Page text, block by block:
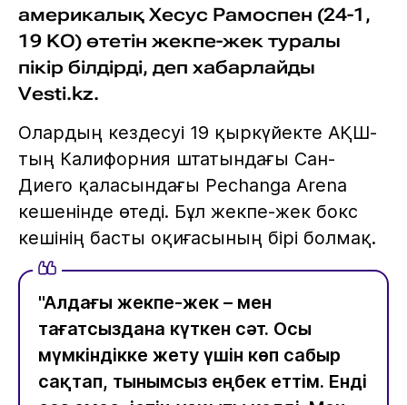
америкалық Хесус Рамоспен (24-1,
19 KO) өтетін жекпе-жек туралы
пікір білдірді, деп хабарлайды
Vesti.kz.
Олардың кездесуі 19 қыркүйекте АҚШ-
тың Калифорния штатындағы Сан-
Диего қаласындағы Pechanga Arena
кешенінде өтеді. Бұл жекпе-жек бокс
кешінің басты оқиғасының бірі болмақ.
"Алдағы жекпе-жек – мен
тағатсыздана күткен сәт. Осы
мүмкіндікке жету үшін көп сабыр
сақтап, тынымсыз еңбек еттім. Енді